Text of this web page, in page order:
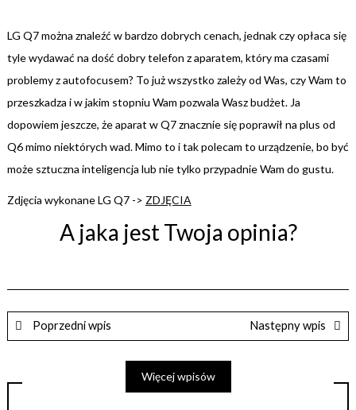
LG Q7 można znaleźć w bardzo dobrych cenach, jednak czy opłaca się
tyle wydawać na dość dobry telefon z aparatem, który ma czasami
problemy z autofocusem? To już wszystko zależy od Was, czy Wam to
przeszkadza i w jakim stopniu Wam pozwala Wasz budżet. Ja
dopowiem jeszcze, że aparat w Q7 znacznie się poprawił na plus od
Q6 mimo niektórych wad. Mimo to i tak polecam to urządzenie, bo być
może sztuczna inteligencja lub nie tylko przypadnie Wam do gustu.
Zdjęcia wykonane LG Q7 -> ZDJĘCIA
A jaka jest Twoja opinia?
Poprzedni wpis Następny wpis
Więcej wpisów